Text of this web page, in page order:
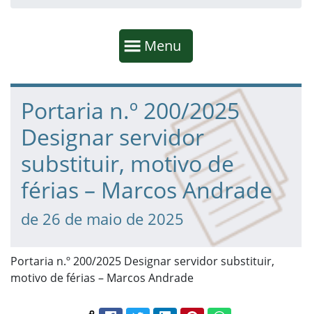
Mostrar
Menu
Fim da navegação
Início do conteúdo
Portaria n.º 200/2025
Designar servidor
substituir, motivo de
férias – Marcos Andrade
de 26 de maio de 2025
Portaria n.º 200/2025 Designar servidor substituir,
motivo de férias – Marcos Andrade